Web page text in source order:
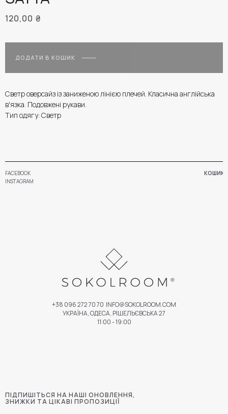
120,00 ₴
ДОДАТИ В КОШИК
Светр оверсайз із заниженою лінією плечей. Класична англійська
в'язка. Подовжені рукави.
Тип одягу: Светр
FACEBOOK КОШИК
ПІДПИШІТЬСЯ НА НАШІ ОНОВЛЕННЯ,
ЗНИЖКИ ТА ЦІКАВІ ПРОПОЗИЦІЇ
+38 096 272 70 70 INFO@SOKOLROOM.COM
УКРАЇНА, ОДЕСА, РІШЕЛЬЄВСЬКА 27
11:00 - 19:00
INSTAGRAM